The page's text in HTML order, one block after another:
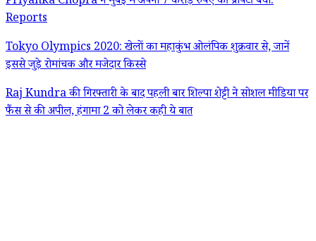
Reports
Tokyo Olympics 2020: खेलों का महाकुंभ ओलंपिक शुक्रवार से, जानें
इससे जुड़े रोमांचक और मजेदार किस्से
Raj Kundra की गिरफ्तारी के बाद पहली बार शिल्पा शेट्टी ने सोशल मीडिया पर
फैंस से की अपील, हंगामा 2 को लेकर कही ये बात